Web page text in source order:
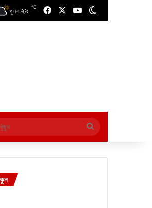
খুলনা ২৯ ℃ FacebookYouTube
এখানে
খুঁজুন